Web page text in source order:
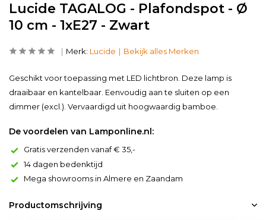
Lucide TAGALOG - Plafondspot - Ø
10 cm - 1xE27 - Zwart
Merk: Lucide Bekijk alles Merken
Geschikt voor toepassing met LED lichtbron. Deze lamp is
draaibaar en kantelbaar. Eenvoudig aan te sluiten op een
dimmer (excl.). Vervaardigd uit hoogwaardig bamboe.
De voordelen van Lamponline.nl:
Gratis verzenden vanaf € 35,-
14 dagen bedenktijd
Mega showrooms in Almere en Zaandam
Productomschrijving